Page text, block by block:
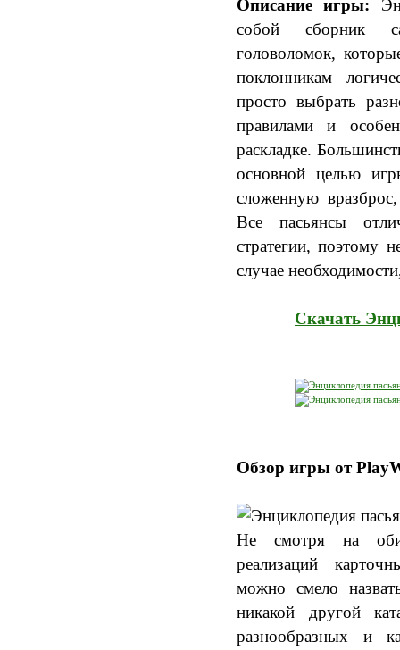
Описание игры:
собой сборник
головоломок,
поклонникам
просто выбрать
правилами и
раскладке.
основной целью
сложенную
Все пасьянсы
стратегии, поэтому
случае
Скачать
Обзор игры от
Не смотря на
реализаций
можно смело
никакой другой
разнообразных и